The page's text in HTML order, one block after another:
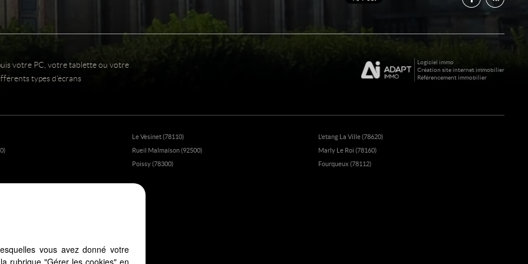
votre PC, votre tablette ou votre
types d'écrans
Logiciel immo
Création site internet immobilier
Référencement immobilier
Le Vesinet (78110)
L'etang La Ville (78620)
Rueil Malmaison (92500)
Marly Le Roi (78160)
Poissy (78300) Fourqueux (78112)
vous avez donné votre
rubrique "Gérer les cookies" en